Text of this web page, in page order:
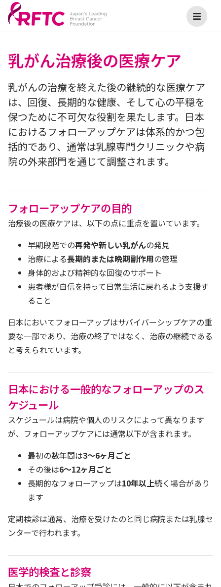
乳がん治療後の医療ケア
乳がんの治療を終えた後の継続的な医療ケア
は、回復、長期的な健康、そして心の平穏を
保つために不可欠な役割を果たします。日本
におけるフォローアップケアは体系的かつ包
括的であり、通常は乳腺専門クリニックや病
院の外来部門を通じて調整されます。
フォローアップケアの目的
治療後の医療ケアは、以下の点に重点を置いています。
早期段階での再発や新しい乳がんの発見
治療による長期的または晩期副作用の管理
身体的および精神的な回復のサポート
患者様が自信を持って日常生活に戻れるよう支援す
ること
日本においてフォローアップはサバイバーシップケアの重
要な一部であり、治療の終了ではなく、治療の継続である
と考えられています。
日本における一般的なフォローアップのス
ケジュール
スケジュールは病院や個人のリスクによって異なります
が、フォローアップケアには通常以下が含まれます。
最初の数年間は3〜6ヶ月ごと
その後は6〜12ヶ月ごと
長期的なフォローアップは10年以上続く場合があり
ます
定期検診は通常、治療を受けたのと同じ病院または乳腺セ
ンターで行われます。
医学的検査と診察